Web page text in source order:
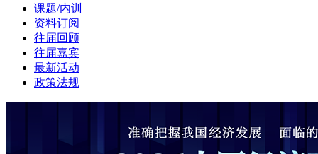
课题/内训
资料订阅
往届回顾
往届嘉宾
最新活动
政策法规